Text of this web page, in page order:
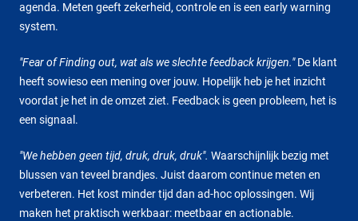
agenda. Meten geeft zekerheid, controle en is een early warning
system.
"Fear of Finding out, wat als we slechte feedback krijgen."De klant
heeft sowieso een mening over jouw. Hopelijk heb je het inzicht
voordat je het in de omzet ziet. Feedback is geen probleem, het is
een signaal.
"We hebben geen tijd, druk, druk, druk". Waarschijnlijk bezig met
blussen van teveel brandjes. Juist daarom continue meten en
verbeteren. Het kost minder tijd dan ad-hoc oplossingen. Wij
maken het praktisch werkbaar: meetbaar en actionable.